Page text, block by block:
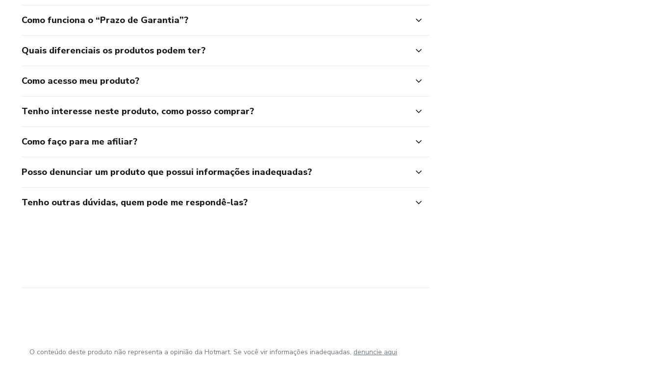
Como funciona o “Prazo de Garantia”?
Quais diferenciais os produtos podem ter?
Como acesso meu produto?
Tenho interesse neste produto, como posso comprar?
Como faço para me afiliar?
Posso denunciar um produto que possui informações inadequadas?
Tenho outras dúvidas, quem pode me respondê-las?
O conteúdo deste produto não representa a opinião da Hotmart. Se você vir informações inadequadas, denuncie aqui